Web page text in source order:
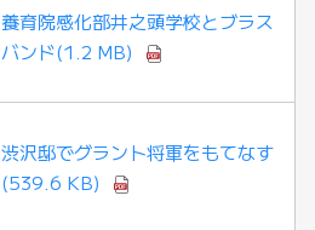
養育院感化部井之頭学校とブラス
バンド(1.2 MB)
渋沢邸でグラント将軍をもてなす
(539.6 KB)